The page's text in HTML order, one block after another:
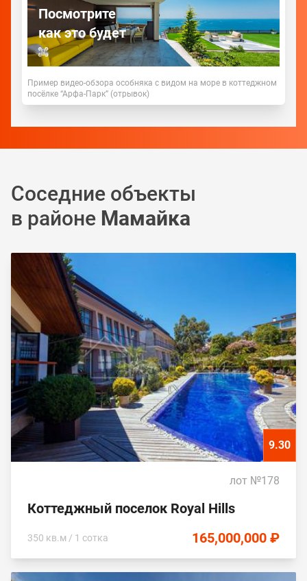
Посмотрите
как это будет
Пример видео-обзора особняка с видом на море в коттеджном
посёлке “Арфа-Парк” (отрывок)
Соседние объекты
в районе Мамайка
9.30
лот №178
Коттеджный поселок Royal Hills
350 кв.м / 1 сотка 165,000,000 ₽